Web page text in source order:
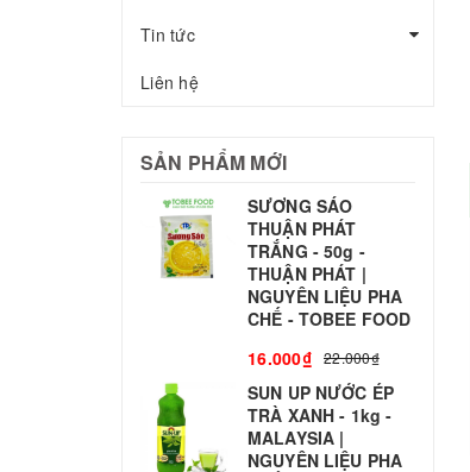
Tin tức
Liên hệ
SẢN PHẨM MỚI
SƯƠNG SÁO
THUẬN PHÁT
TRẮNG - 50g -
THUẬN PHÁT |
NGUYÊN LIỆU PHA
CHẾ - TOBEE FOOD
16.000₫ 22.000₫
SUN UP NƯỚC ÉP
TRÀ XANH - 1kg -
MALAYSIA |
NGUYÊN LIỆU PHA